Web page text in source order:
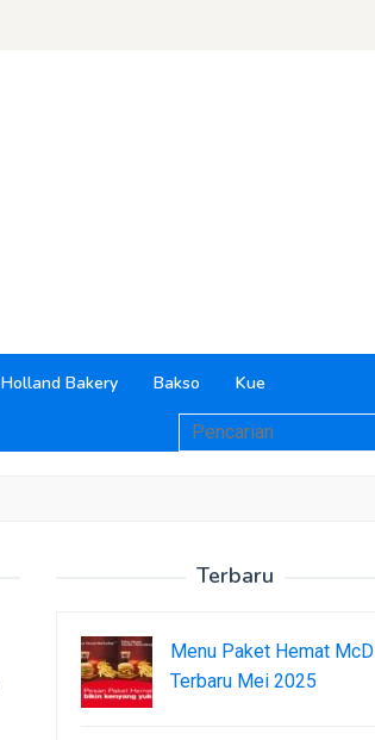
Holland Bakery Bakso Kue
Terbaru
Menu Paket Hemat McD
Terbaru Mei 2025